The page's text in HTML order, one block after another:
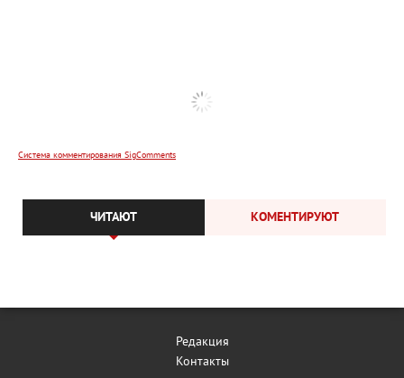
Система комментирования SigComments
ЧИТАЮТ КОМЕНТИРУЮТ
Редакция
Контакты